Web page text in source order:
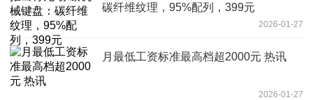
碳纤维纹理，95%配列，399元
2026-01-27
月最低工资标准最高档超2000元 热讯
2026-01-27